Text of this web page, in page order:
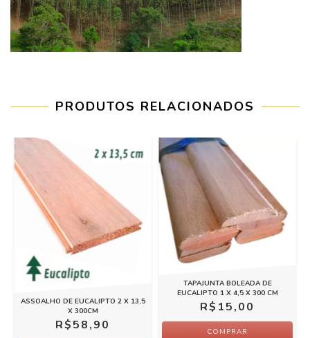
PRODUTOS RELACIONADOS
ASSOALHO DE EUCALIPTO 2 X 13,5
X 300CM
R$58,90
TAPAJUNTA BOLEADA DE
EUCALIPTO 1 X 4,5 X 300 CM
R$15,00
COMPRAR